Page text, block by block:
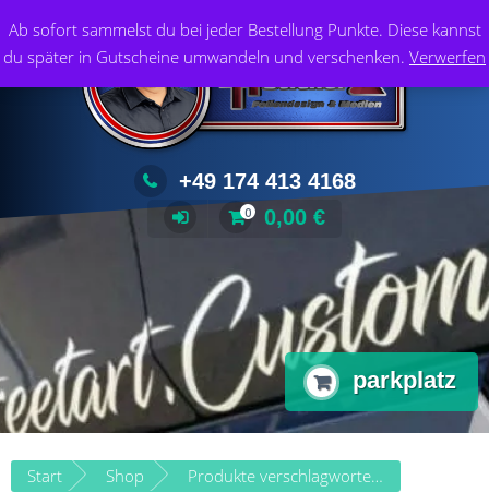
Ab sofort sammelst du bei jeder Bestellung Punkte. Diese kannst
du später in Gutscheine umwandeln und verschenken. Verwerfen
Inhalt
springen
+49 174 413 4168
0 0,00 €
parkplatz
Start Shop Produkte verschlagwortet mit „parkplatz“